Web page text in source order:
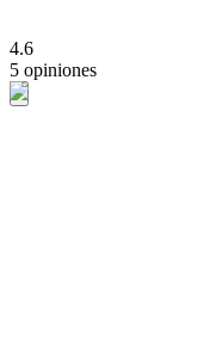
4.6
5 opiniones